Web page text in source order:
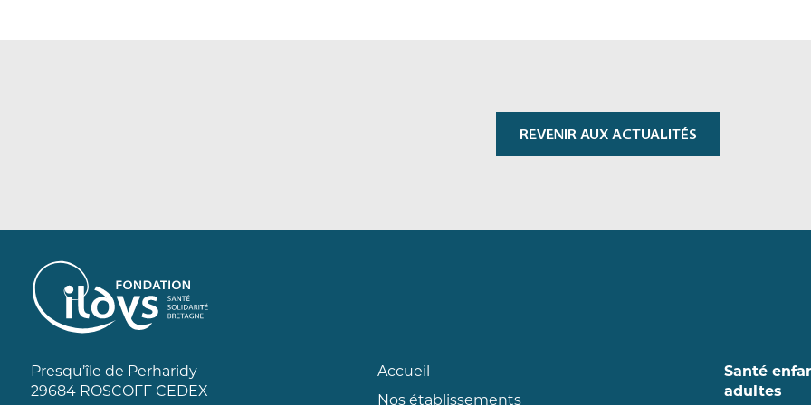
REVENIR AUX ACTUALITÉS
Presqu’île de Perharidy
29684 ROSCOFF CEDEX
Accueil
Nos établissements
Santé
adultes